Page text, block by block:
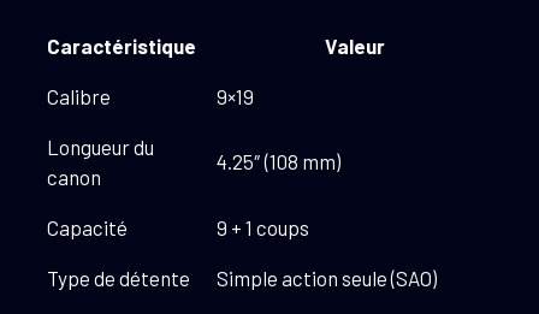
Caractéristique Valeur
Calibre 9×19
Longueur du
canon
4.25″ (108 mm)
Capacité 9 + 1 coups
Type de détente Simple action seule (SAO)